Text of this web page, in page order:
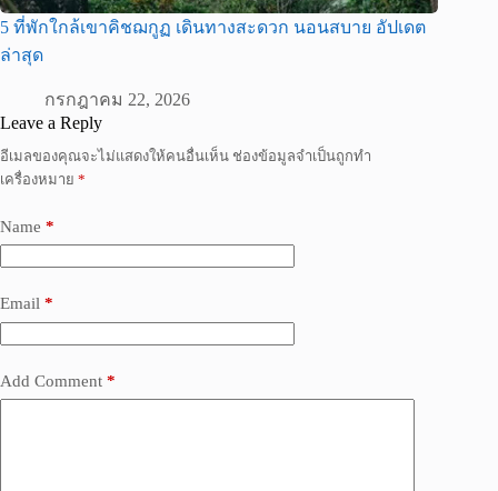
5 ที่พักใกล้เขาคิชฌกูฏ เดินทางสะดวก นอนสบาย อัปเดต
ล่าสุด
กรกฎาคม 22, 2026
Leave a Reply
อีเมลของคุณจะไม่แสดงให้คนอื่นเห็น ช่องข้อมูลจำเป็นถูกทำ
เครื่องหมาย *
Name *
Email *
Add Comment *